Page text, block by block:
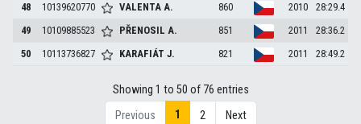
48
10139620770 VALENTAA. 860 2010
28:29.4
49
10109885523 PŘENOSILA. 851 2011
28:36.2
50
10113736827 KARAFIÁTJ. 821 2011 28:49.2
Showing 1 to 50 of 76 entries
Previous
1 2 Next